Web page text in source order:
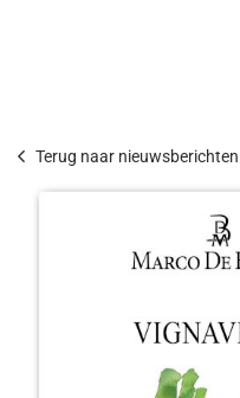
Terug naar nieuwsberichten